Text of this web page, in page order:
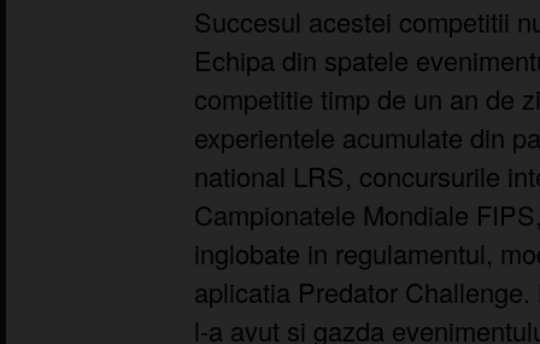
Succesul acestei competitii
Echipa din spatele
competitie timp de un an de
experientele acumulate din
national LRS, concursurile
Campionatele Mondiale
inglobate in regulamentul,
aplicatia Predator
l-a avut si gazda